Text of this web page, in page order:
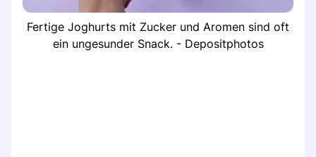
Fertige Joghurts mit Zucker und Aromen sind oft
ein ungesunder Snack. - Depositphotos